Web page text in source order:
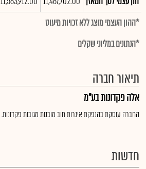
*ההון העצמי מוצג ללא זכויות מיעוט
*הנתונים במליוני שקלים
תיאור חברה
אלה פקדונות בע"מ
החברה עוסקת בהנפקת איגרות חוב מובנות מגובות פקדונות.
חדשות